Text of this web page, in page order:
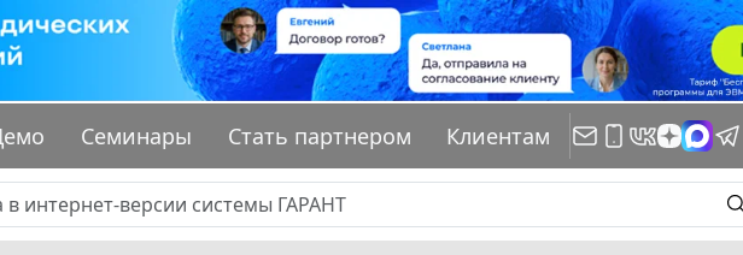
Семинары Стать партнером Клиентам